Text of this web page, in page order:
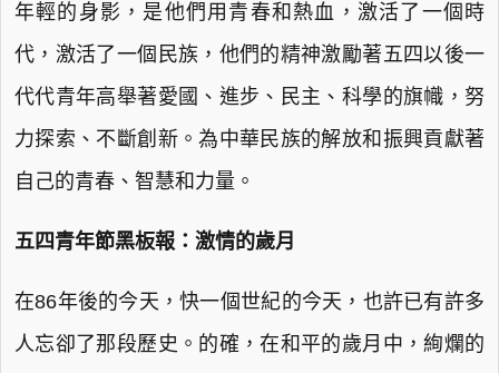
年輕的身影，是他們用青春和熱血，激活了一個時
代，激活了一個民族，他們的精神激勵著五四以後一
代代青年高舉著愛國、進步、民主、科學的旗幟，努
力探索、不斷創新。為中華民族的解放和振興貢獻著
自己的青春、智慧和力量。
五四青年節黑板報：激情的歲月
在86年後的今天，快一個世紀的今天，也許已有許多
人忘卻了那段歷史。的確，在和平的歲月中，絢爛的